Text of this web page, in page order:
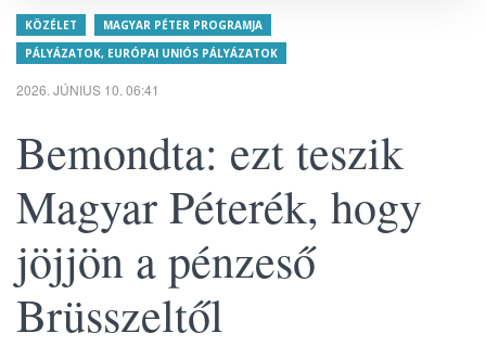
KÖZÉLET
MAGYAR PÉTER PROGRAMJA
PÁLYÁZATOK, EURÓPAI UNIÓS PÁLYÁZATOK
2026. JÚNIUS 10. 06:41
Bemondta: ezt teszik
Magyar Péterék, hogy
jöjjön a pénzeső
Brüsszeltől